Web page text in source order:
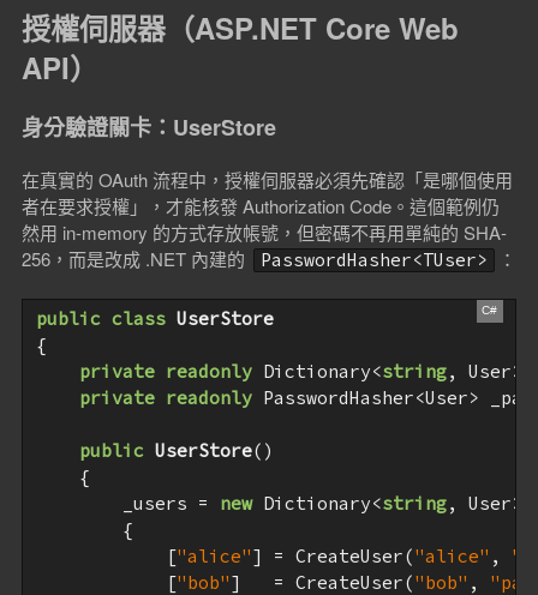
授權伺服器（ASP.NET Core Web
API）
身分驗證關卡：UserStore
在真實的 OAuth 流程中，授權伺服器必須先確認「是哪個使用
者在要求授權」，才能核發 Authorization Code。這個範例仍
然用 in-memory 的方式存放帳號，但密碼不再用單純的 SHA-
256，而是改成 .NET 內建的
PasswordHasher<TUser> ：
public class UserStore
{
private readonly Dictionary<string, User>
private readonly PasswordHasher<User>
public UserStore( )
{
        _users =
new Dictionary<string,
        {
            [
"alice"] = CreateUser("alice" ,
            [
"bob"]   = CreateUser("bob" ,